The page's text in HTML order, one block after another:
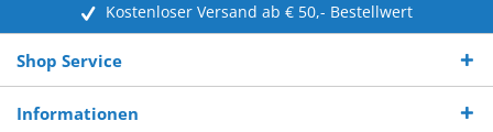
Kostenloser Versand ab € 50,- Bestellwert
Shop Service
Informationen